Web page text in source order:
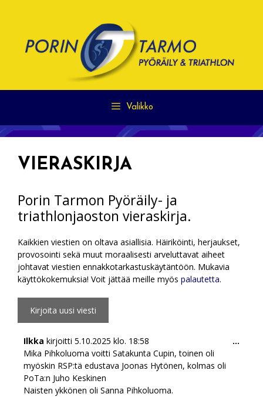
Valikko
VIERASKIRJA
Porin Tarmon Pyöräily- ja
triathlonjaoston vieraskirja.
Kaikkien viestien on oltava asiallisia. Häiriköinti, herjaukset,
provosointi sekä muut moraalisesti arveluttavat aiheet
johtavat viestien ennakkotarkastuskäytäntöön. Mukavia
käyttökokemuksia! Voit jättää meille myös palautetta.
Ilkka kirjoitti 5.10.2025 klo. 18:58
Mika Pihkoluoma voitti Satakunta Cupin, toinen oli
myöskin RSP:tä edustava Joonas Hytönen, kolmas oli
PoTa:n Juho Keskinen
Naisten ykkönen oli Sanna Pihkoluoma.
...